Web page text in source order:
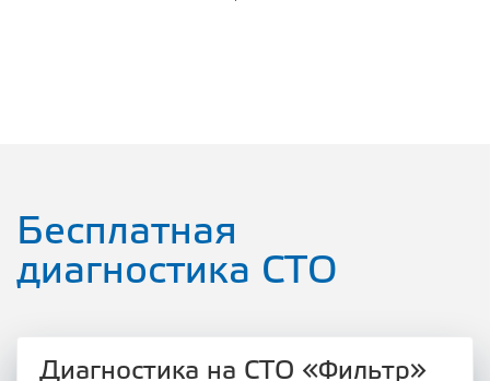
Бесплатная
диагностика СТО
Диагностика на СТО «Фильтр»